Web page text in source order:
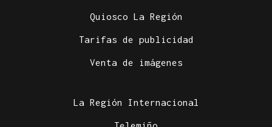
Quiosco La Región
Tarifas de publicidad
Venta de imágenes
La Región Internacional